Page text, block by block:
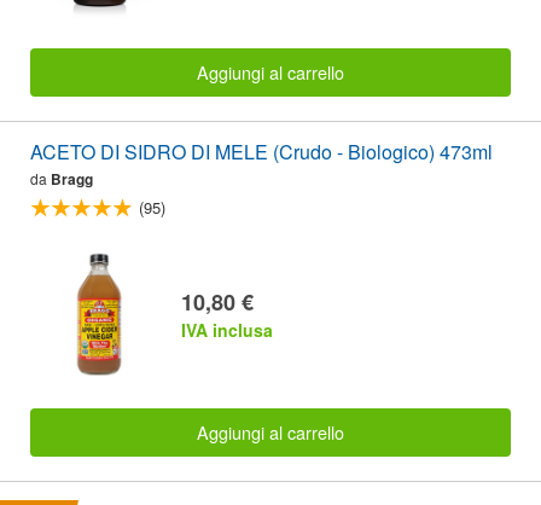
Aggiungi al carrello
ACETO DI SIDRO DI MELE (Crudo - Biologico) 473ml
da Bragg
(95)
10,80 €
IVA inclusa
Aggiungi al carrello